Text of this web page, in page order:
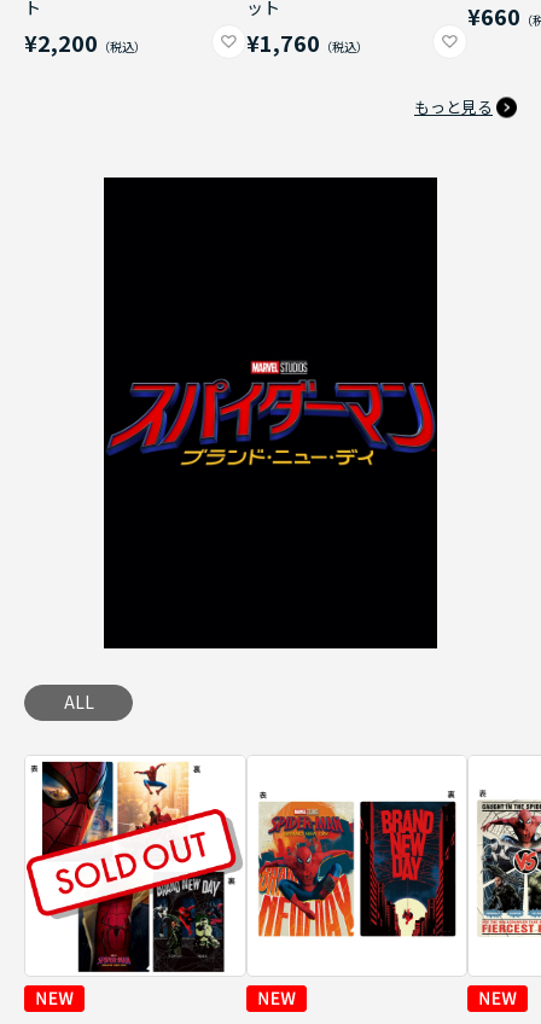
ト
¥2,200
ット
¥1,760
¥660
もっと見る
ALL